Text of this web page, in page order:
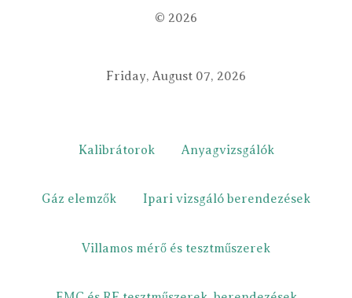
© 2026
Friday, August 07, 2026
Kalibrátorok Anyagvizsgálók
Gáz elemzők Ipari vizsgáló berendezések
Villamos mérő és tesztműszerek